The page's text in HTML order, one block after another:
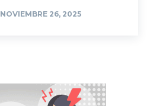
NOVIEMBRE 26, 2025